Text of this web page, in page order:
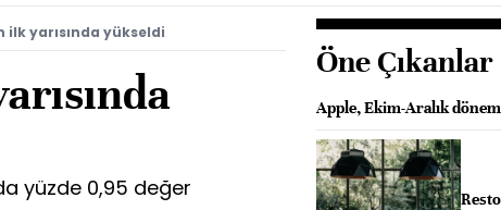
ilk yarısında yükseldi
yüzde 0,95 değer
Öne Çıkanlar
Apple, Ekim-Aralık